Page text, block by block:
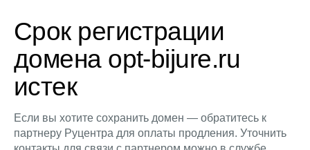
Срок регистрации
домена opt-bijure.ru
истек
Если вы хотите сохранить домен — обратитесь к
партнеру Руцентра для оплаты продления. Уточнить